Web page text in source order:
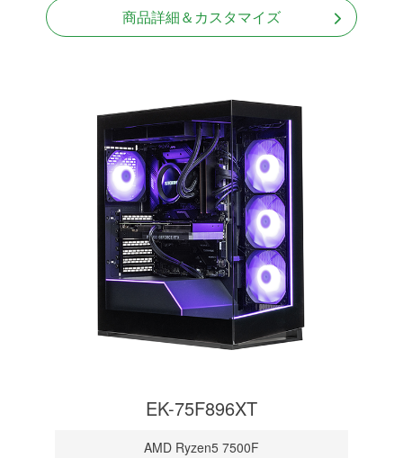
850W GOLD 電源
商品詳細＆カスタマイズ
EK-75F896XT
AMD Ryzen5 7500F